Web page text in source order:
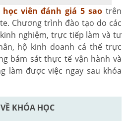
học viên đánh giá 5 sao trên
Chương trình đào tạo do các
nghiệm, trực tiếp làm và tư
hộ kinh doanh cá thể trực
bám sát thực tế vận hành và
làm được việc ngay sau khóa
KHÓA HỌC